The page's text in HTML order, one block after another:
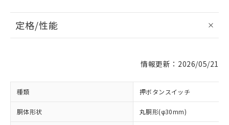
定格/性能
情報更新：2026/05/21
種類 押ボタンスイッチ
胴体形状 丸胴形(φ30mm)